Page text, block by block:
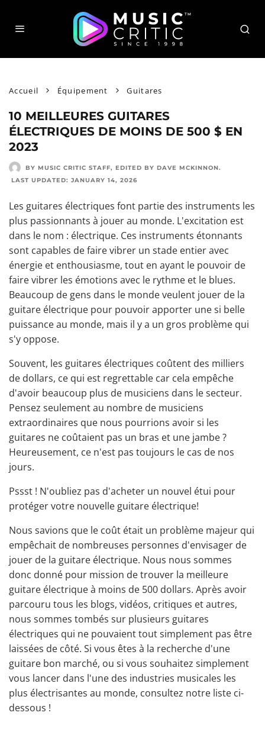
Accueil Équipement Guitares
10 MEILLEURES GUITARES
ÉLECTRIQUES DE MOINS DE 500 $ EN
2023
BY MUSIC CRITIC STAFF, EDITED BY DAVE MCKINNON.
LAST UPDATED: JANUARY 14, 2026
Les guitares électriques font partie des instruments les
plus passionnants à jouer au monde. L'excitation est
dans le nom : électrique. Ces instruments étonnants
sont capables de faire vibrer un stade entier avec
énergie et enthousiasme, tout en ayant le pouvoir de
faire vibrer les émotions avec le rythme et le blues.
Beaucoup de gens dans le monde veulent jouer de la
guitare électrique pour pouvoir apporter une si belle
puissance au monde, mais il y a un gros problème qui
s'y oppose.
Souvent, les guitares électriques coûtent des milliers
de dollars, ce qui est regrettable car cela empêche
d'avoir beaucoup plus de musiciens dans le secteur.
Pensez seulement au nombre de musiciens
extraordinaires que nous pourrions avoir si les
guitares ne coûtaient pas un bras et une jambe ?
Heureusement, ce n'est pas toujours le cas de nos
jours.
Pssst ! N'oubliez pas d'acheter un nouvel étui pour
protéger votre nouvelle guitare électrique!
Nous savions que le coût était un problème majeur qui
empêchait de nombreuses personnes d'envisager de
jouer de la guitare électrique. Nous nous sommes
donc donné pour mission de trouver la meilleure
guitare électrique à moins de 500 dollars. Après avoir
parcouru tous les blogs, vidéos, critiques et autres,
nous sommes tombés sur plusieurs guitares
électriques qui ne pouvaient tout simplement pas être
laissées de côté. Si vous êtes à la recherche d'une
guitare bon marché, ou si vous souhaitez simplement
vous lancer dans l'une des industries musicales les
plus électrisantes au monde, consultez notre liste ci-
dessous !